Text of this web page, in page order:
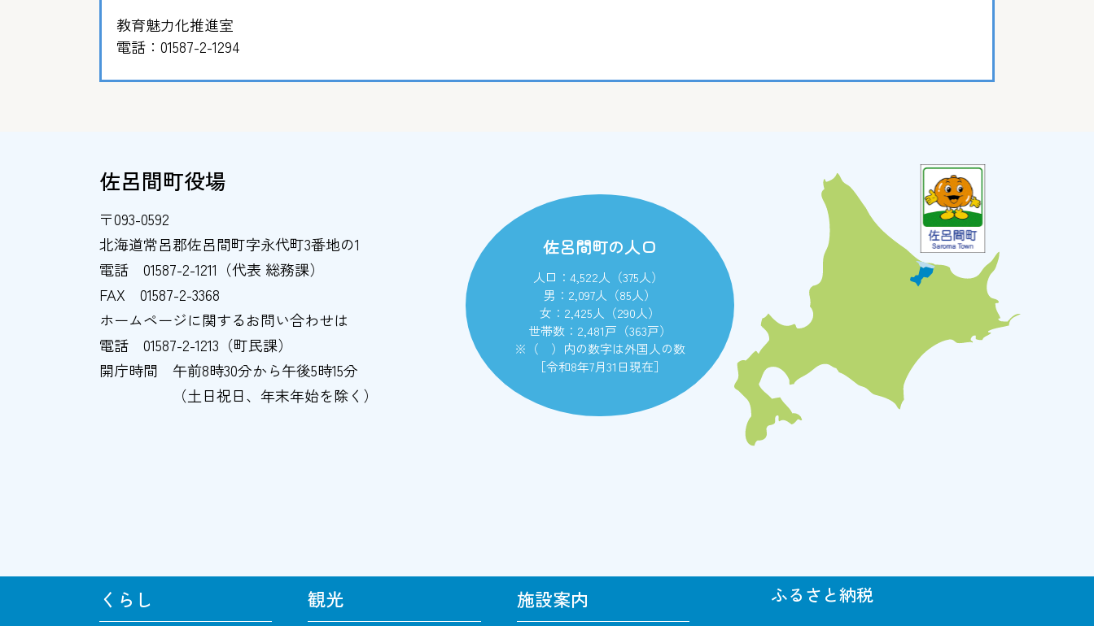
教育魅力化推進室
電話： 01587-2-1294
佐呂間町役場
〒093-0592
北海道常呂郡佐呂間町字永代町3番地の1
電話
01587-2-1211（代表 総務課）
FAX
01587-2-3368
ホームページに関するお問い合わせは
電話
01587-2-1213（町民課）
開庁時間
午前8時30分から午後5時15分
（土日祝日、年末年始を除く）
佐呂間町の人口
人口：4,522人（375人）
男：2,097人（85人）
女：2,425人（290人）
世帯数：2,481戸（363戸）
※（ ）内の数字は外国人の数
［令和8年7月31日現在］
くらし 観光 施設案内 ふるさと納税